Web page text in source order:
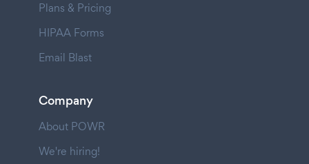
Plans & Pricing
HIPAA Forms
Email Blast
Company
About POWR
We're hiring!